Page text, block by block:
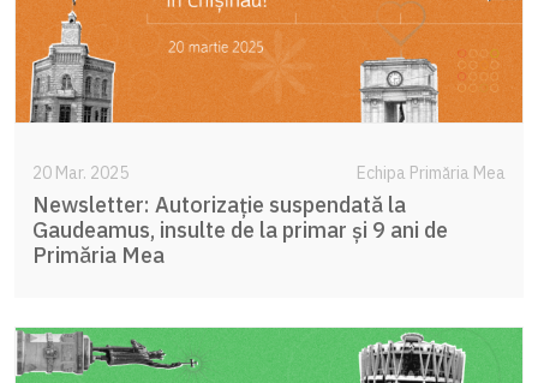
20 Mar. 2025 Echipa Primăria Mea
Newsletter: Autorizație suspendată la
Gaudeamus, insulte de la primar și 9 ani de
Primăria Mea